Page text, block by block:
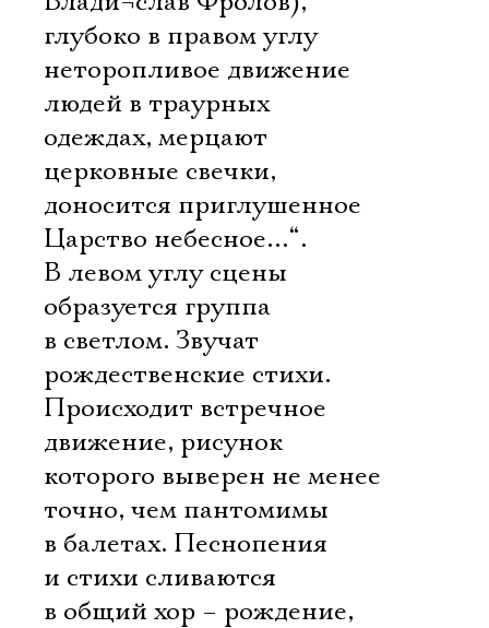
глубоко в правом углу
неторопливое движение
людей в траурных
одеждах, мерцают
церковные свечки,
доносится приглушенное
Царство небесное…“.
В левом углу сцены
образуется группа
в светлом. Звучат
рождественские стихи.
Происходит встречное
движение, рисунок
которого выверен не менее
точно, чем пантомимы
в балетах. Песнопения
и стихи сливаются
в общий хор – рождение,